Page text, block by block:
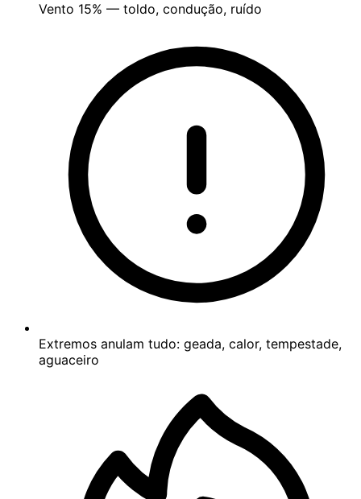
Vento 15% — toldo, condução, ruído
Extremos anulam tudo: geada, calor, tempestade,
aguaceiro